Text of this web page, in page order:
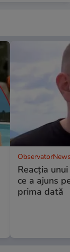
Reacția
ce a ajuns
prima dată